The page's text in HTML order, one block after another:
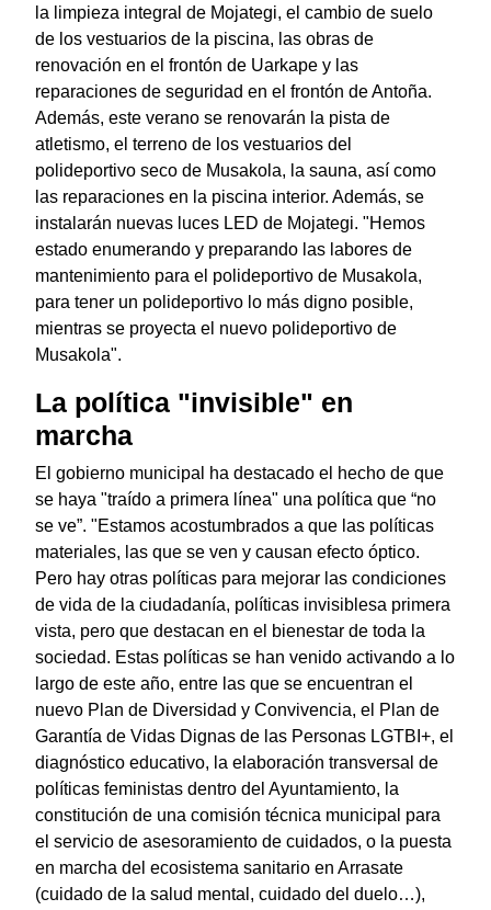
la limpieza integral de Mojategi, el cambio de suelo
de los vestuarios de la piscina, las obras de
renovación en el frontón de Uarkape y las
reparaciones de seguridad en el frontón de Antoña.
Además, este verano se renovarán la pista de
atletismo, el terreno de los vestuarios del
polideportivo seco de Musakola, la sauna, así como
las reparaciones en la piscina interior. Además, se
instalarán nuevas luces LED de Mojategi. "Hemos
estado enumerando y preparando las labores de
mantenimiento para el polideportivo de Musakola,
para tener un polideportivo lo más digno posible,
mientras se proyecta el nuevo polideportivo de
Musakola".
La política "invisible" en
marcha
El gobierno municipal ha destacado el hecho de que
se haya "traído a primera línea" una política que “no
se ve”. "Estamos acostumbrados a que las políticas
materiales, las que se ven y causan efecto óptico.
Pero hay otras políticas para mejorar las condiciones
de vida de la ciudadanía, políticas invisiblesa primera
vista, pero que destacan en el bienestar de toda la
sociedad. Estas políticas se han venido activando a lo
largo de este año, entre las que se encuentran el
nuevo Plan de Diversidad y Convivencia, el Plan de
Garantía de Vidas Dignas de las Personas LGTBI+, el
diagnóstico educativo, la elaboración transversal de
políticas feministas dentro del Ayuntamiento, la
constitución de una comisión técnica municipal para
el servicio de asesoramiento de cuidados, o la puesta
en marcha del ecosistema sanitario en Arrasate
(cuidado de la salud mental, cuidado del duelo…),